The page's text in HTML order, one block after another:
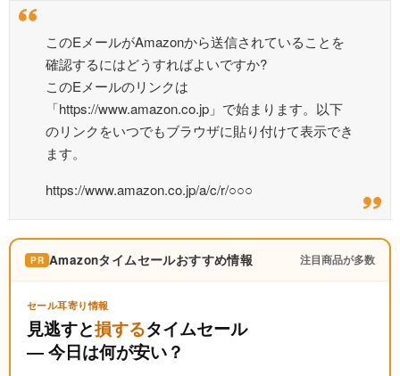
このEメールがAmazonから送信されていることを
確認するにはどうすればよいですか?
このEメールのリンクは
「https://www.amazon.co.jp」で始まります。以下
のリンクをいつでもブラウザに貼り付けて表示でき
ます。
https://www.amazon.co.jp/a/c/r/○○○
PR Amazonタイムセールおすすめ情報 注目商品が多数
セール耳寄り情報
見逃すと損するタイムセール
― 今日は何が安い？